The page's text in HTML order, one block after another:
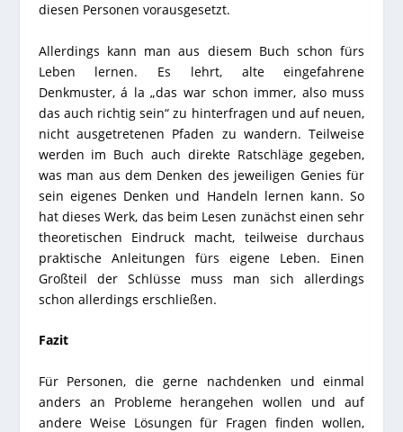
diesen Personen vorausgesetzt.
Allerdings kann man aus diesem Buch schon fürs
Leben lernen. Es lehrt, alte eingefahrene
Denkmuster, á la „das war schon immer, also muss
das auch richtig sein“ zu hinterfragen und auf neuen,
nicht ausgetretenen Pfaden zu wandern. Teilweise
werden im Buch auch direkte Ratschläge gegeben,
was man aus dem Denken des jeweiligen Genies für
sein eigenes Denken und Handeln lernen kann. So
hat dieses Werk, das beim Lesen zunächst einen sehr
theoretischen Eindruck macht, teilweise durchaus
praktische Anleitungen fürs eigene Leben. Einen
Großteil der Schlüsse muss man sich allerdings
schon allerdings erschließen.
Fazit
Für Personen, die gerne nachdenken und einmal
anders an Probleme herangehen wollen und auf
andere Weise Lösungen für Fragen finden wollen,